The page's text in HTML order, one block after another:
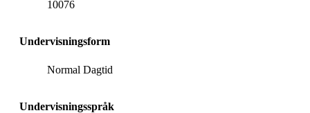
10076
Undervisningsform
Normal Dagtid
Undervisningsspråk